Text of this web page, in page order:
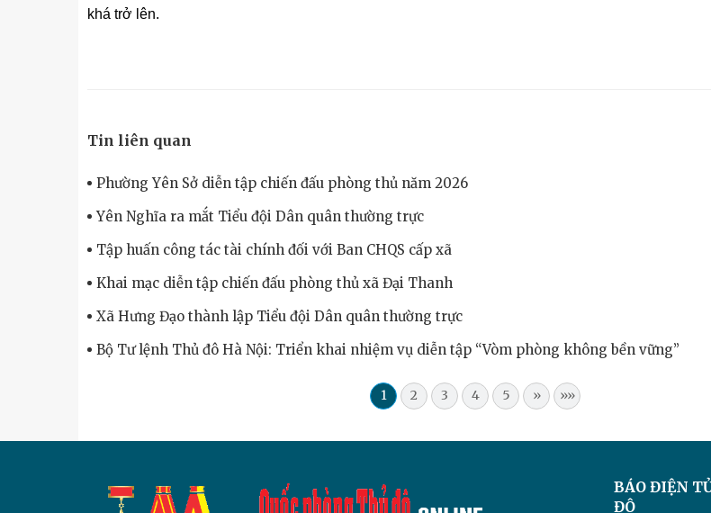
khá trở lên.
Tin liên quan
Phường Yên Sở diễn tập chiến đấu phòng thủ năm 2026
Yên Nghĩa ra mắt Tiểu đội Dân quân thường trực
Tập huấn công tác tài chính đối với Ban CHQS cấp xã
Khai mạc diễn tập chiến đấu phòng thủ xã Đại Thanh
Xã Hưng Đạo thành lập Tiểu đội Dân quân thường trực
Bộ Tư lệnh Thủ đô Hà Nội: Triển khai nhiệm vụ diễn tập “Vòm phòng không bền vững”
1 2 3 4 5 » »»
BÁO ĐIỆN
ĐÔ